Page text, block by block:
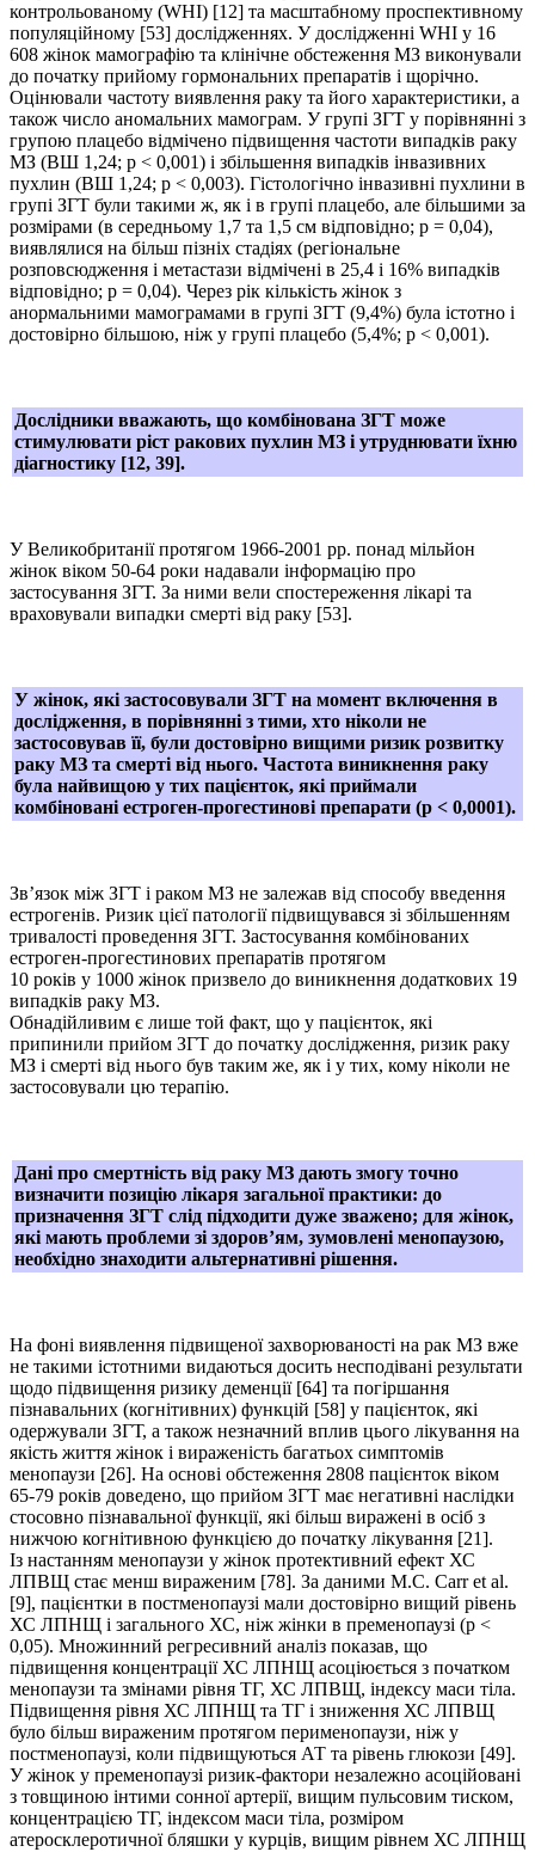
контрольованому (WHI) [12] та масштабному проспективному
популяційному [53] дослідженнях. У дослідженні WHI у 16
608 жінок мамографію та клінічне обстеження МЗ виконували
до початку прийому гормональних препаратів і щорічно.
Оцінювали частоту виявлення раку та його характеристики, а
також число аномальних мамограм. У групі ЗГТ у порівнянні з
групою плацебо відмічено підвищення частоти випадків раку
МЗ (ВШ 1,24; p < 0,001) і збільшення випадків інвазивних
пухлин (ВШ 1,24; p < 0,003). Гістологічно інвазивні пухлини в
групі ЗГТ були такими ж, як і в групі плацебо, але більшими за
розмірами (в середньому 1,7 та 1,5 см відповідно; р = 0,04),
виявлялися на більш пізніх стадіях (регіональне
розповсюдження і метастази відмічені в 25,4 і 16% випадків
відповідно; р = 0,04). Через рік кількість жінок з
анормальними мамограмами в групі ЗГТ (9,4%) була істотно і
достовірно більшою, ніж у групі плацебо (5,4%; p < 0,001).
Дослідники вважають, що комбінована ЗГТ може
стимулювати ріст ракових пухлин МЗ і утруднювати їхню
діагностику [12, 39].
У Великобританії протягом 1966-2001 рр. понад мільйон
жінок віком 50-64 роки надавали інформацію про
застосування ЗГТ. За ними вели спостереження лікарі та
враховували випадки смерті від раку [53].
У жінок, які застосовували ЗГТ на момент включення в
дослідження, в порівнянні з тими, хто ніколи не
застосовував її, були достовірно вищими ризик розвитку
раку МЗ та смерті від нього. Частота виникнення раку
була найвищою у тих пацієнток, які приймали
комбіновані естроген-прогестинові препарати (р < 0,0001).
Зв’язок між ЗГТ і раком МЗ не залежав від способу введення
естрогенів. Ризик цієї патології підвищувався зі збільшенням
тривалості проведення ЗГТ. Застосування комбінованих
естроген-прогестинових препаратів протягом
10 років у 1000 жінок призвело до виникнення додаткових 19
випадків раку МЗ.
Обнадійливим є лише той факт, що у пацієнток, які
припинили прийом ЗГТ до початку дослідження, ризик раку
МЗ і смерті від нього був таким же, як і у тих, кому ніколи не
застосовували цю терапію.
Дані про смертність від раку МЗ дають змогу точно
визначити позицію лікаря загальної практики: до
призначення ЗГТ слід підходити дуже зважено; для жінок,
які мають проблеми зі здоров’ям, зумовлені менопаузою,
необхідно знаходити альтернативні рішення.
На фоні виявлення підвищеної захворюваності на рак МЗ вже
не такими істотними видаються досить несподівані результати
щодо підвищення ризику деменції [64] та погіршання
пізнавальних (когнітивних) функцій [58] у пацієнток, які
одержували ЗГТ, а також незначний вплив цього лікування на
якість життя жінок і вираженість багатьох симптомів
менопаузи [26]. На основі обстеження 2808 пацієнток віком
65-79 років доведено, що прийом ЗГТ має негативні наслідки
стосовно пізнавальної функції, які більш виражені в осіб з
нижчою когнітивною функцією до початку лікування [21].
Із настанням менопаузи у жінок протективний ефект ХС
ЛПВЩ стає менш вираженим [78]. За даними М.С. Carr et al.
[9], пацієнтки в постменопаузі мали достовірно вищий рівень
ХС ЛПНЩ і загального ХС, ніж жінки в пременопаузі (р <
0,05). Множинний регресивний аналіз показав, що
підвищення концентрації ХС ЛПНЩ асоціюється з початком
менопаузи та змінами рівня ТГ, ХС ЛПВЩ, індексу маси тіла.
Підвищення рівня ХС ЛПНЩ та ТГ і зниження ХС ЛПВЩ
було більш вираженим протягом перименопаузи, ніж у
постменопаузі, коли підвищуються АТ та рівень глюкози [49].
У жінок у пременопаузі ризик-фактори незалежно асоційовані
з товщиною інтими сонної артерії, вищим пульсовим тиском,
концентрацією ТГ, індексом маси тіла, розміром
атеросклеротичної бляшки у курців, вищим рівнем ХС ЛПНЩ